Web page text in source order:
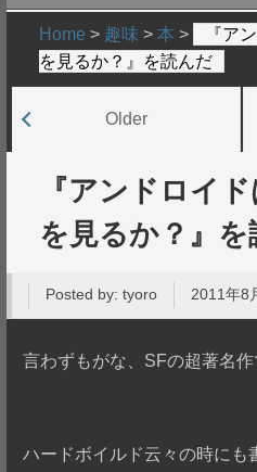
Home > 趣味 >本 >
『ア
を見るか？』を読んだ
Older
『アンドロイ
を見るか？』を
Posted by:tyoro 2011年8
言わずもがな、SFの超著名作
ハードボイルド云々の時にも